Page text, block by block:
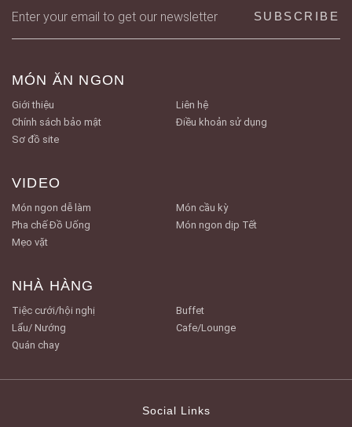
MÓN ĂN NGON
Giới thiệu
Liên hệ
Chính sách bảo mật
Điều khoản sử dụng
Sơ đồ site
VIDEO
Món ngon dễ làm
Món cầu kỳ
Pha chế Đồ Uống
Món ngon dịp Tết
Mẹo vặt
NHÀ HÀNG
Tiệc cưới/hội nghị
Buffet
Lẩu/ Nướng
Cafe/Lounge
Quán chay
Social Links